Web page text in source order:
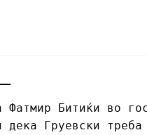
Фатмир Битиќи во
дека Груевски